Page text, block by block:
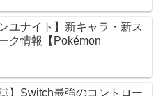
ユナイト】新キャラ・新ス
ク情報【Pokémon
◎】Switch最強のコントロー